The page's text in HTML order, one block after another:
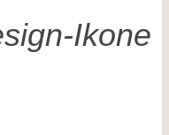
Ikone